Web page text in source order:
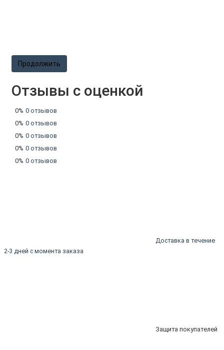
Продолжить
Отзывы с оценкой
0% 0 отзывов
0% 0 отзывов
0% 0 отзывов
0% 0 отзывов
0% 0 отзывов
Доставка в течение
2-3 дней с момента заказа
Защита покупателей